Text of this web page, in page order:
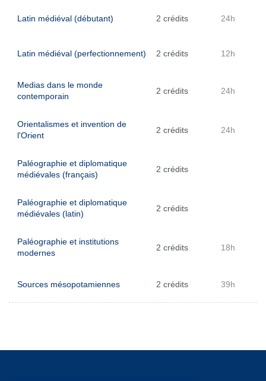
Latin médiéval (débutant) 2 crédits 24h
Latin médiéval (perfectionnement) 2 crédits 12h
Medias dans le monde
contemporain
2 crédits 24h
Orientalismes et invention de
l'Orient
2 crédits 24h
Paléographie et diplomatique
médiévales (français)
2 crédits
Paléographie et diplomatique
médiévales (latin)
2 crédits
Paléographie et institutions
modernes
2 crédits 18h
Sources mésopotamiennes 2 crédits 39h